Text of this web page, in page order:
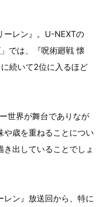
ーレン』。U-NEXTの
」では、『呪術廻戦 懐
続いて2位に入るほど
世界が舞台でありなが
や歳を重ねることについ
出していることでしょ
レン』放送回から、特に